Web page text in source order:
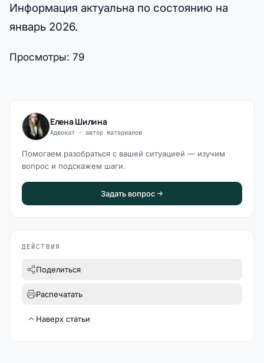
Информация актуальна по состоянию на
январь 2026.
Просмотры: 79
Елена Шилина
Адвокат · автор материалов
Помогаем разобраться с вашей ситуацией — изучим
вопрос и подскажем шаги.
Задать вопрос
ДЕЙСТВИЯ
Поделиться
Распечатать
Наверх статьи